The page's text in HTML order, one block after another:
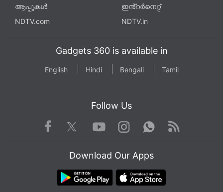
ആപ്പുകൾ
ഇൻ്റർനെറ്റ്
NDTV.com
NDTV.in
Gadgets 360 is available in
English Hindi Bengali Tamil
Follow Us
Facebook TwitterYoutube
Instagram WhatsApp
Rss
Download Our Apps